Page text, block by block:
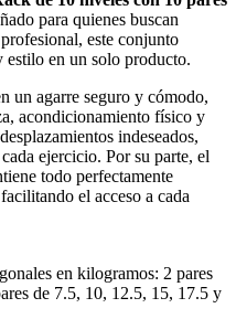
para quienes buscan
este conjunto
en un solo producto.
un agarre seguro y cómodo,
acondicionamiento físico y
indeseados,
ejercicio. Por su parte, el
todo perfectamente
el acceso a cada
en kilogramos: 2 pares
de 7.5, 10, 12.5, 15, 17.5 y